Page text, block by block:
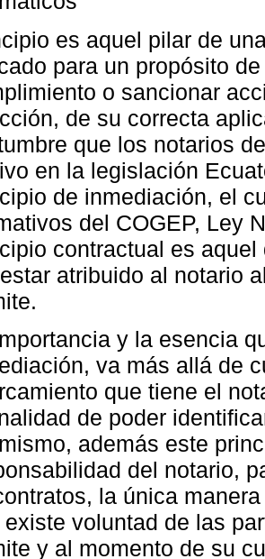
es aquel pilar de
para un propósito
o sancionar
de su correcta
que los notarios
en la legislación
de inmediación, el
del COGEP, Ley
contractual es
atribuido al notario
y la esencia
va más allá de
que tiene el
de poder
además este
del notario,
la única
existe voluntad de las
y al momento de su